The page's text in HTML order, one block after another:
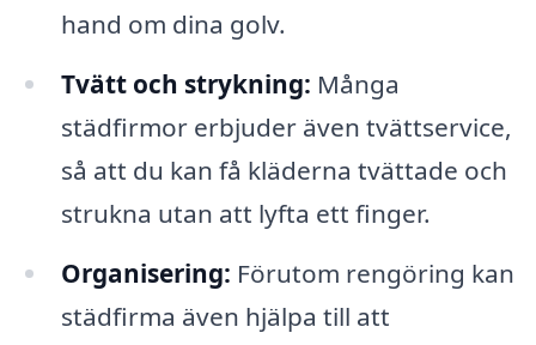
hand om dina golv.
Tvätt och strykning: Många
städfirmor erbjuder även tvättservice,
så att du kan få kläderna tvättade och
strukna utan att lyfta ett finger.
Organisering: Förutom rengöring kan
städfirma även hjälpa till att